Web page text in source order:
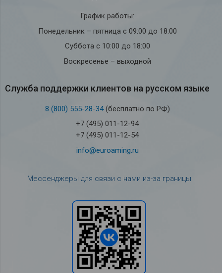
График работы:
Понедельник – пятница с 09:00 до 18:00
Суббота с 10:00 до 18:00
Воскресенье – выходной
Служба под­держки кли­ен­тов на рус­ском языке
8 (800) 555-28-34(бесплатно по РФ)
+7 (495) 011-12-94
+7 (495) 011-12-54
info@euroaming.ru
Мессенджеры для связи с нами из-за границы